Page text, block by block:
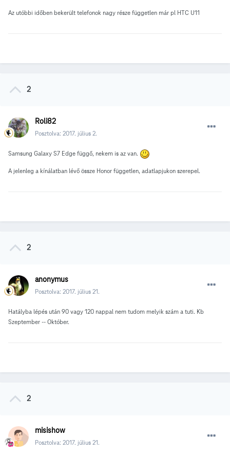
Az utóbbi időben bekerült telefonok nagy része független már pl HTC U11
2
Roli82
Posztolva: 2017. július 2.
Samsung Galaxy S7 Edge függő, nekem is az van.
A jelenleg a kínálatban lévő össze Honor független, adatlapjukon szerepel.
2
anonymus
Posztolva: 2017. július 21.
Hatályba lépés után 90 vagy 120 nappal nem tudom melyik szám a tuti. Kb
Szeptember -- Október.
2
misishow
Posztolva: 2017. július 21.